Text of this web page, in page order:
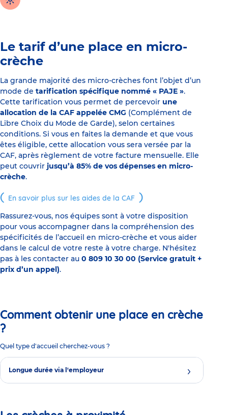
Le tarif d’une place en micro-
crèche
La grande majorité des micro-crèches font l’objet d’un
mode de tarification spécifique nommé « PAJE ».
Cette tarification vous permet de percevoir une
allocation de la CAF appelée CMG (Complément de
Libre Choix du Mode de Garde), selon certaines
conditions. Si vous en faites la demande et que vous
êtes éligible, cette allocation vous sera versée par la
CAF, après règlement de votre facture mensuelle. Elle
peut couvrir jusqu’à 85% de vos dépenses en micro-
crèche.
En savoir plus sur les aides de la CAF
Rassurez-vous, nos équipes sont à votre disposition
pour vous accompagner dans la compréhension des
spécificités de l’accueil en micro-crèche et vous aider
dans le calcul de votre reste à votre charge. N'hésitez
pas à les contacter au 0 809 10 30 00 (Service gratuit +
prix d’un appel).
Comment obtenir une place en crèche
?
Quel type d'accueil cherchez-vous ?
Longue durée via l'employeur